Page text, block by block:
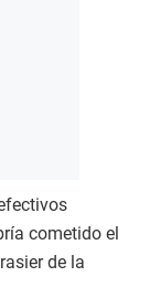
cometido el
de la